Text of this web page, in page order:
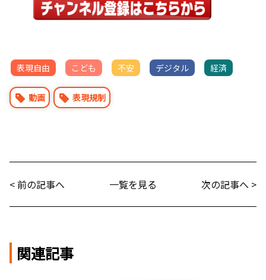
表現自由 こども 不安 デジタル 経済
動画 表現規制
< 前の記事へ 一覧を見る 次の記事へ >
関連記事